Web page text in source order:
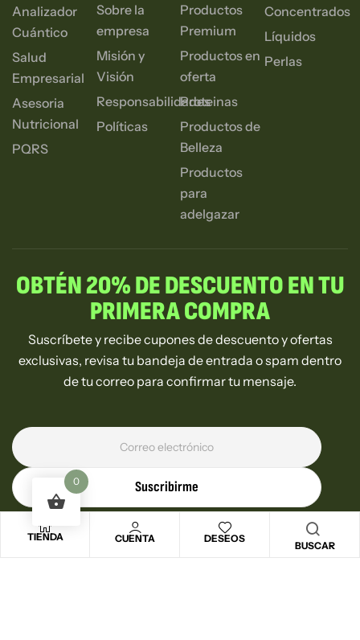
TIENDA CUENTA DESEOS
BUSCAR
Analizador
Cuántico
Salud
Empresarial
Asesoria
Nutricional
PQRS
Sobre la
empresa
Misión y
Visión
Responsabilidades
Políticas
Productos
Premium
Productos en
oferta
Proteinas
Productos de
Belleza
Productos
para
adelgazar
Concentrados
Líquidos
Perlas
OBTÉN 20% DE DESCUENTO EN TU
PRIMERA COMPRA
Suscríbete y recibe cupones de descuento y ofertas
exclusivas, revisa tu bandeja de entrada o spam dentro
de tu correo para confirmar tu mensaje.
Suscribirme
0